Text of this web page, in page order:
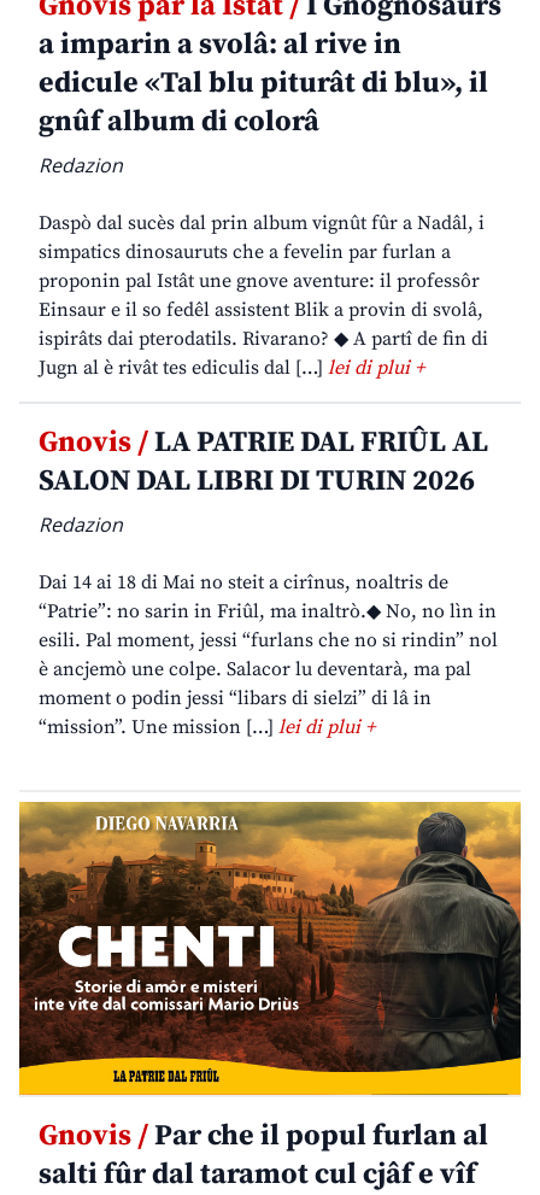
a imparin a svolâ: al rive in
edicule «Tal blu piturât di blu», il
gnûf album di colorâ
Redazion
Daspò dal sucès dal prin album vignût fûr a Nadâl, i
simpatics dinosauruts che a fevelin par furlan a
proponin pal Istât une gnove aventure: il professôr
Einsaur e il so fedêl assistent Blik a provin di svolâ,
ispirâts dai pterodatils. Rivarano? ◆ A partî de fin di
Jugn al è rivât tes ediculis dal […] lei di plui +
Gnovis /LA PATRIE DAL FRIÛL AL
SALON DAL LIBRI DI TURIN 2026
Redazion
Dai 14 ai 18 di Mai no steit a cirînus, noaltris de
“Patrie”: no sarin in Friûl, ma inaltrò.◆ No, no lìn in
esili. Pal moment, jessi “furlans che no si rindin” nol
è ancjemò une colpe. Salacor lu deventarà, ma pal
moment o podin jessi “libars di sielzi” di lâ in
“mission”. Une mission […] lei di plui +
Gnovis /Par che il popul furlan al
salti fûr dal taramot cul cjâf e vîf